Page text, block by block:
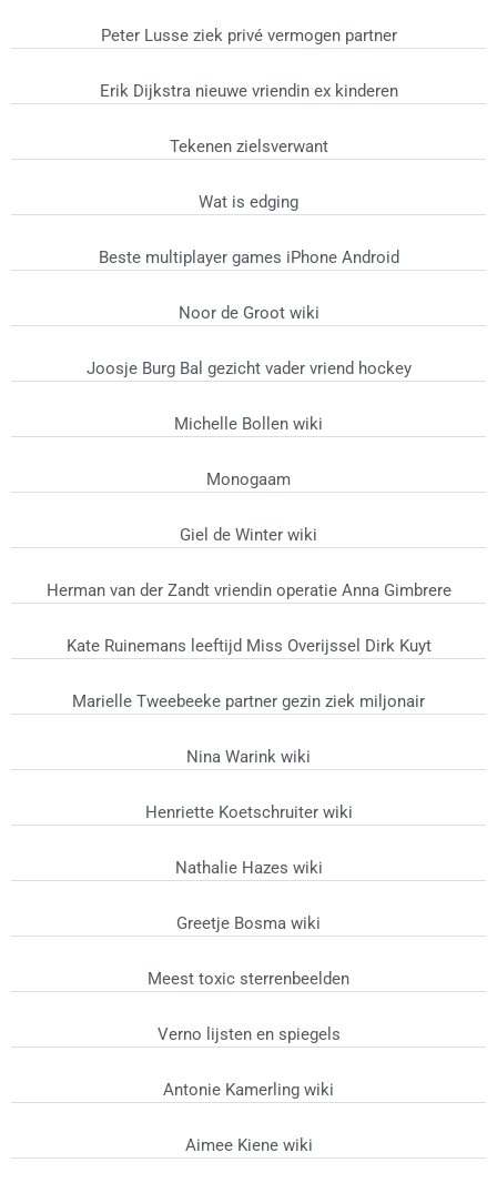
Peter Lusse ziek privé vermogen partner
Erik Dijkstra nieuwe vriendin ex kinderen
Tekenen zielsverwant
Wat is edging
Beste multiplayer games iPhone Android
Noor de Groot wiki
Joosje Burg Bal gezicht vader vriend hockey
Michelle Bollen wiki
Monogaam
Giel de Winter wiki
Herman van der Zandt vriendin operatie Anna Gimbrere
Kate Ruinemans leeftijd Miss Overijssel Dirk Kuyt
Marielle Tweebeeke partner gezin ziek miljonair
Nina Warink wiki
Henriette Koetschruiter wiki
Nathalie Hazes wiki
Greetje Bosma wiki
Meest toxic sterrenbeelden
Verno lijsten en spiegels
Antonie Kamerling wiki
Aimee Kiene wiki